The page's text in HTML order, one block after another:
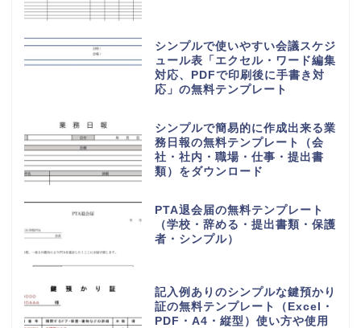
シンプルで使いやすい会議スケジ
ュール表「エクセル・ワード編集
対応、PDFで印刷後に手書き対
応」の無料テンプレート
シンプルで簡易的に作成出来る業
務日報の無料テンプレート（会
社・社内・職場・仕事・提出書
類）をダウンロード
PTA退会届の無料テンプレート
（学校・辞める・提出書類・保護
者・シンプル）
記入例ありのシンプルな鍵預かり
証の無料テンプレート（Excel・
PDF・A4・縦型）使い方や使用